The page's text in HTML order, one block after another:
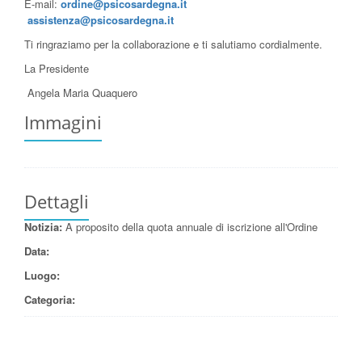
E-mail: ordine@psicosardegna.it
assistenza@psicosardegna.it
Ti ringraziamo per la collaborazione e ti salutiamo cordialmente.
La Presidente
Angela Maria Quaquero
Immagini
Dettagli
Notizia: A proposito della quota annuale di iscrizione all'Ordine
Data:
Luogo:
Categoria: